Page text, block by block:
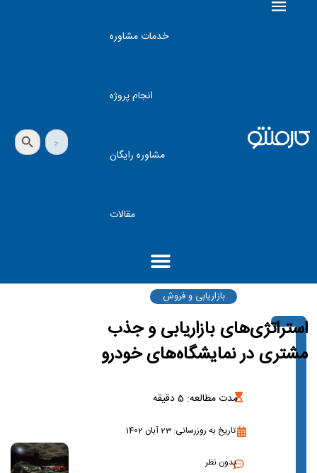
خدمات مشاوره
انجام پروژه
مشاوره رایگان
مقالات
جستجو
برای:
دکمه جستجو
بازاریابی و فروش
استراتژی‌های بازاریابی و جذب
مشتری در نمایشگاه‌های خودرو
مدت مطالعه: 5دقیقه
تاریخ به روزرسانی: 23 آبان 1402
بدون نظر